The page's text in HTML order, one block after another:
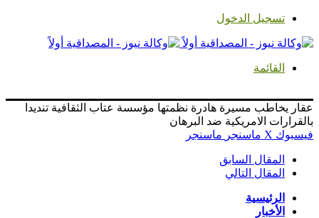
تسجيل الدخول
القائمة
عقار يخاطب مسيرة هادرة نظمتها مؤسسة عتاب الثقافية تنديدا
بالقرارات الامريكية ضد البرهان
فيسبوك ‫X ماسنجر ماسنجر
المقال السابق
المقال التالي
الرئيسية
الأخبار